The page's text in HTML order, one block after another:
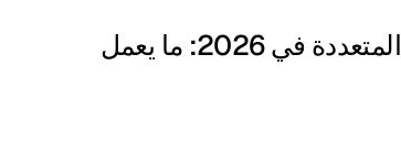
بروكسيات للأربيتراج وإدارة الحسابات المتعددة في 2026: ما يعمل